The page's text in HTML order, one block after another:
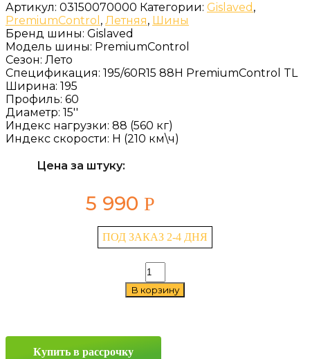
Артикул: 03150070000 Категории: Gislaved ,
PremiumControl , Летняя, Шины
Бренд шины: Gislaved
Модель шины: PremiumControl
Сезон: Лето
Спецификация: 195/60R15 88H PremiumControl TL
Ширина: 195
Профиль: 60
Диаметр: 15''
Индекс нагрузки: 88 (560 кг)
Индекс скорости: H (210 км\ч)
Цена за штуку:
5 990 Р
ПОД ЗАКАЗ 2-4 ДНЯ
Количество
товара
Gislaved
88H
В корзину
Купить в рассрочку